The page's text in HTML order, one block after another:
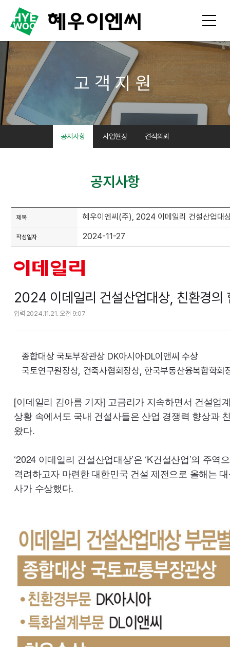
고객지원
공지사항 사업현장 견적의뢰
공지사항
제목 혜우이엔씨(주), 2024 이데일리 건설산업대
작성일자 2024-11-27
2024 이데일리 건설산업대상, 친환경의
입력 2024.11.21. 오전 9:07
종합대상 국토부장관상 DK아시아·DL이앤씨 수상
국토연구원장상, 건축사협회장상, 한국부동산융복합학회
[이데일리 김아름 기자] 고금리가 지속하면서 건설업
상황 속에서도 국내 건설사들은 산업 경쟁력 향상과
왔다.
‘2024 이데일리 건설산업대상’은 ‘K건설산업’의 주
격려하고자 마련한 대한민국 건설 제전으로 올해는
사가 수상했다.